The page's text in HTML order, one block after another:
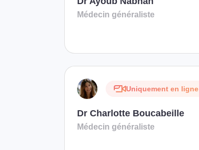
Médecin généraliste
Uniquement en ligne
Dr Charlotte Boucabeille
Médecin généraliste